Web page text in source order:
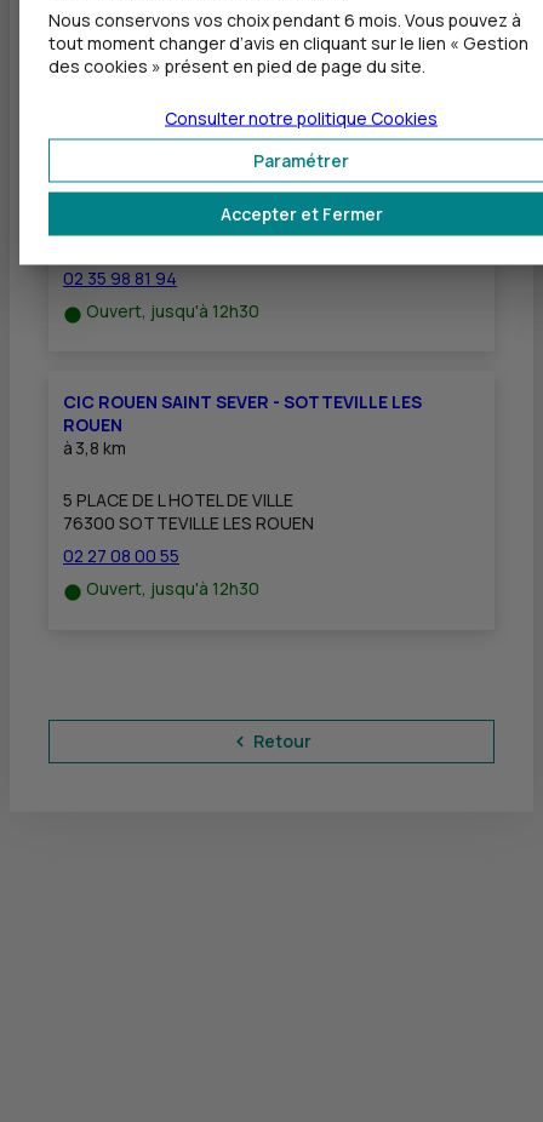
CIC ROUEN SAINT MARC - DARNETAL
76 RUE SADI CARNOT
02 35 98 81 94
Ouvert, jusqu'à 12h30
CIC ROUEN SAINT SEVER - SOTTEVILLE LES
ROUEN
à 3,8 km
5 PLACE DE L HOTEL DE VILLE
76300 SOTTEVILLE LES ROUEN
02 27 08 00 55
Ouvert, jusqu'à 12h30
Retour
Nous conservons vos choix pendant 6 mois. Vous pouvez à
tout moment changer d’avis en cliquant sur le lien « Gestion
des cookies » présent en pied de page du site.
Accepter et Fermer
Paramétrer
Consulter notre politique Cookies